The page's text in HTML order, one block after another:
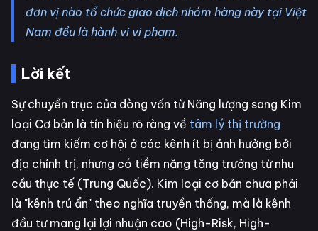
đơn vị nào tổ chức giao dịch nhóm hàng này tại Việt
Nam đều là hành vi vi phạm.
Lời kết
Sự chuyển trục của dòng vốn từ Năng lượng sang Kim
loại Cơ bản là tín hiệu rõ ràng về tâm lý thị trường
đang tìm kiếm cơ hội ở các kênh ít bị ảnh hưởng bởi
địa chính trị, nhưng có tiềm năng tăng trưởng từ nhu
cầu thực tế (Trung Quốc). Kim loại cơ bản chưa phải
là "kênh trú ẩn" theo nghĩa truyền thống, mà là kênh
đầu tư mang lại lợi nhuận cao (High-Risk, High-